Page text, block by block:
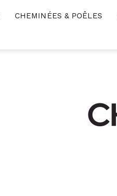
CHEMINÉES & POÊLES